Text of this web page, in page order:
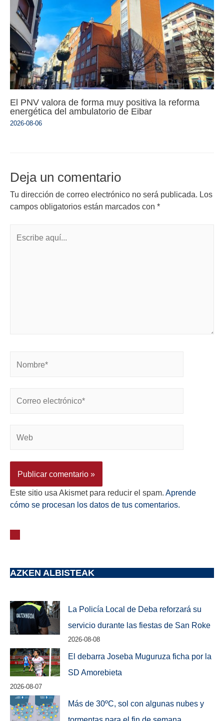
El PNV valora de forma muy positiva la reforma
energética del ambulatorio de Eibar
2026-08-06
Deja un comentario
Tu dirección de correo electrónico no será publicada. Los
campos obligatorios están marcados con *
Este sitio usa Akismet para reducir el spam. Aprende
cómo se procesan los datos de tus comentarios.
AZKEN ALBISTEAK
La Policía Local de Deba reforzará su
servicio durante las fiestas de San Roke
2026-08-08
El debarra Joseba Muguruza ficha por la
SD Amorebieta
2026-08-07
Más de 30ºC, sol con algunas nubes y